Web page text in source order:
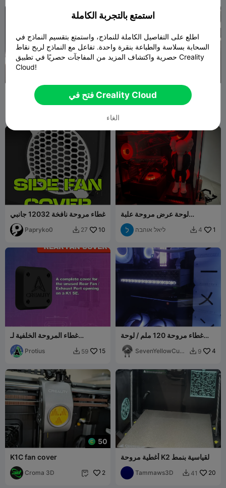
دبوس غطاء مروحة 40 ملم

K1C K1SE Hotend Fan Cover
(Creality Logo)
غطاء مروحة نافخة 12032 جانبي
Papryko0  27 10
لوحة عرض مروحة علبة
الحاسوب الشخصي
ליאל אוהבה  4 1
غطاء المروحة الخلفية لـ
Creality K1 SE
Protius  59 15
غطاء مروحة 120 ملم / لوحة
فارغة لعلب الكمبيوتر EKWB و
PHANTEKS
SevenYellowCube
 9 4
50
K1C fan cover
Croma 3D  2
أغطية مروحة K2 القياسية بنمط
حلزوني - غير مخصصة لـ K2 Pro
أو PlusTammaws3D  41 20
استمتع بالتجربة الكاملة
اطلع على التفاصيل الكاملة للنماذج، واستمتع بتقسيم النماذج في
السحابة بسلاسة والطباعة بنقرة واحدة. تفاعل مع النماذج لربح نقاط
حصرية واكتشاف المزيد من المفاجآت حصريًا في تطبيق Creality
Cloud!
فتح في Creality Cloud
الغاء